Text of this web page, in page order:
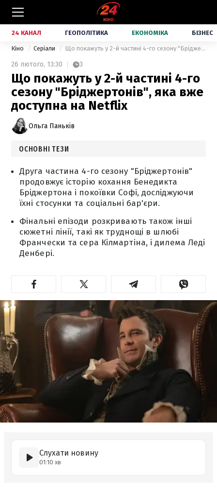
24 КАНАЛ ГЕОПОЛІТИКА ЕКОНОМІКА БІЗНЕС
Кіно Серіали Що покажуть у 2-й частині 4-го сезону "Бріджертонів", яка вже доступна на Netflix
26 лютого, 13:30 3
Що покажуть у 2-й частині 4-го
сезону "Бріджертонів", яка вже
доступна на Netflix
Ольга Паньків
ОСНОВНІ ТЕЗИ
Друга частина 4-го сезону "Бріджертонів"
продовжує історію кохання Бенедикта
Бріджертона і покоївки Софі, досліджуючи
їхні стосунки та соціальні бар'єри.
Фінальні епізоди розкривають також інші
сюжетні лінії, такі як труднощі в шлюбі
Франчески та сера Кілмартіна, і дилема Леді
Денбері.
Слухати новину
01:10 хв